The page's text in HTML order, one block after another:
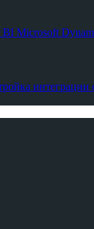
BI Microsoft
интеграции